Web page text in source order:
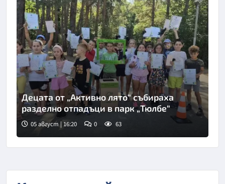
Децата от „Активно лято“ събираха
разделно отпадъци в парк „Тюлбе“
05 август | 16:20 0 63